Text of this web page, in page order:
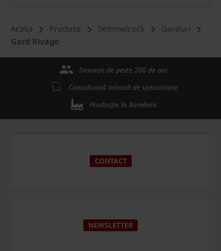
Acasa Produse Semmelrock
Garduri
Gard Rivago
Inovație de peste 200 de ani
Consultanță tehnică de specialitate
Producție în România
CONTACT
NEWSLETTER